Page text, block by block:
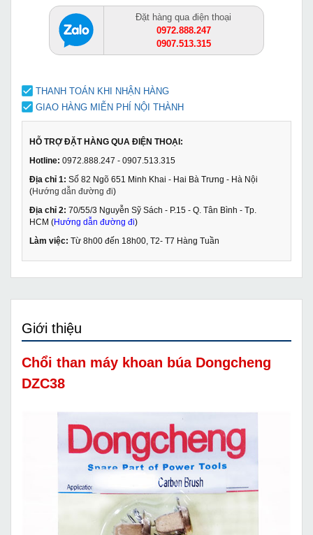
Đặt hàng qua điện thoại
0972.888.247
0907.513.315
THANH TOÁN KHI NHẬN HÀNG
GIAO HÀNG MIỄN PHÍ NỘI THÀNH
HỖ TRỢ ĐẶT HÀNG QUA ĐIỆN THOẠI:
Hotline: 0972.888.247 - 0907.513.315
Địa chỉ 1: Số 82 Ngõ 651 Minh Khai - Hai Bà Trưng - Hà Nội
(Hướng dẫn đường đi)
Địa chỉ 2: 70/55/3 Nguyễn Sỹ Sách - P.15 - Q. Tân Bình - Tp.
HCM (Hướng dẫn đường đi)
Làm việc: Từ 8h00 đến 18h00, T2- T7 Hàng Tuần
Giới thiệu
Chổi than máy khoan búa Dongcheng
DZC38